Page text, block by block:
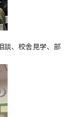
談、校舎見学、部